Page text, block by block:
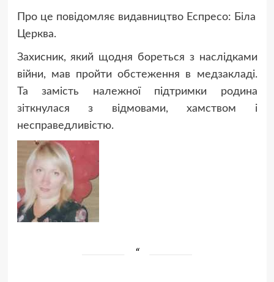
Про це повідомляє видавництво Еспресо: Біла
Церква.
Захисник, який щодня бореться з наслідками
війни, мав пройти обстеження в медзакладі.
Та замість належної підтримки родина
зіткнулася з відмовами, хамством і
несправедливістю.